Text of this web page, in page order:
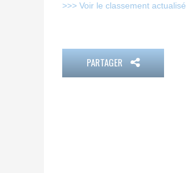
>>> Voir le classement actualisé
PARTAGER